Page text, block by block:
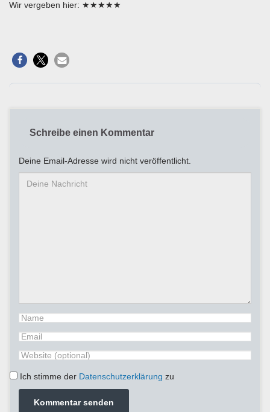
Wir vergeben hier: ★★★★★
Schreibe einen Kommentar
Deine Email-Adresse wird nicht veröffentlicht.
Ich stimme der Datenschutzerklärung zu